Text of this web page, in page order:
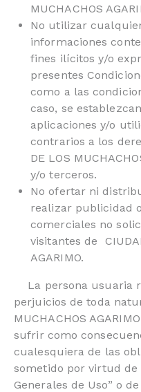
MUCHACHOS
No utilizar
informaciones
fines ilícitos y/o
presentes
como a las
caso, se
aplicaciones y/o
contrarios a los
DE LOS
y/o terceros.
No ofertar ni
realizar publicidad
comerciales no
visitantes de
AGARIMO.
La persona usuaria
perjuicios de toda
MUCHACHOS
sufrir como
cualesquiera de las
sometido por virtud de
Generales de Uso” o